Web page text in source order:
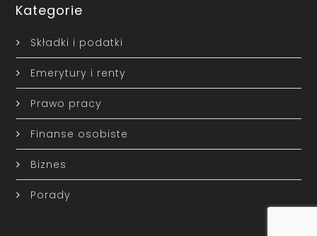
Kategorie
Składki i podatki
Emerytury i renty
Prawo pracy
Finanse osobiste
Biznes
Porady